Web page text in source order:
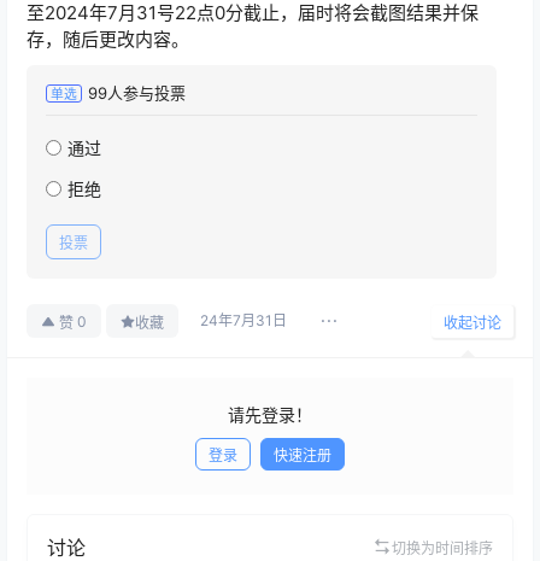
至2024年7月31号22点0分截止，届时将会截图结果并保
存，随后更改内容。
单选 99人参与投票
通过
拒绝
投票
赞 0 收藏 24年7月31日 收起讨论
请先登录！
登录 快速注册
讨论 切换为时间排序